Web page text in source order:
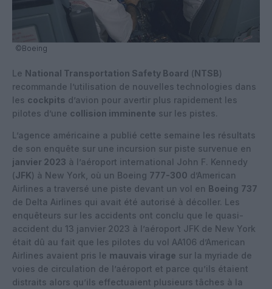
©Boeing
Le National Transportation Safety Board (NTSB)
recommande l’utilisation de nouvelles technologies dans
les cockpits d’avion pour avertir plus rapidement les
pilotes d’une collision imminente sur les pistes.
L’agence américaine a publié cette semaine les résultats
de son enquête sur une incursion sur piste survenue en
janvier 2023 à l’aéroport international John F. Kennedy
(JFK) à New York, où un Boeing 777-300 d’American
Airlines a traversé une piste devant un vol en Boeing 737
de Delta Airlines qui avait été autorisé à décoller. Les
enquêteurs sur les accidents ont conclu que le quasi-
accident du 13 janvier 2023 à l’aéroport JFK de New York
était dû au fait que les pilotes du vol AA106 d’American
Airlines avaient pris le mauvais virage sur la myriade de
voies de circulation de l’aéroport et parce qu’ils étaient
distraits alors qu’ils effectuaient plusieurs tâches à la